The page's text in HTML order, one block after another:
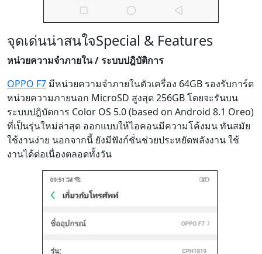
มีหน่วยความจำภายในตัวเครื่อง 64GB รองรับการ์ด
หน่วยความภายนอก MicroSD สูงสุด 256GB โดยจะรันบน
ระบบปฎิบัตการ Color OS 5.0 (based on Android 8.1 Oreo)
ที่เป็นรุ่นใหม่ล่าสุด ออกแบบให้ไอคอนมีความโค้งมน ทันสมัย
ใช้งานง่าย นอกจากนี้ ยังมีฟังก์ชั่นช่วยประหยัดพลังงาน ใช้
งานได้ต่อเนื่องตลอดทั้งวัน